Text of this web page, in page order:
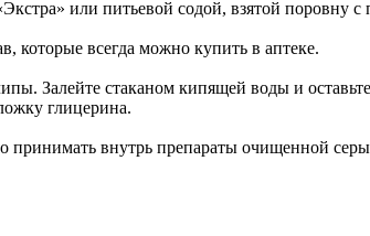
или питьевой содой, взятой поровну с
которые всегда можно купить в аптеке.
Залейте стаканом кипящей воды и
глицерина.
принимать внутрь препараты очищенной